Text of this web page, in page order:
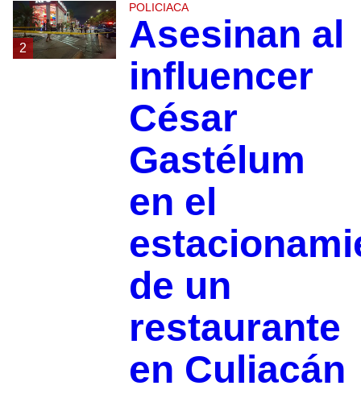
2
POLICIACA
Asesinan al
influencer
César
Gastélum
en el
de un
restaurante
en Culiacán